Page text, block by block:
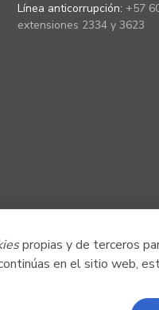
propias y de terceros
en el sitio web,
Línea anticorrupción: +57
extensiones 2334 y 3623